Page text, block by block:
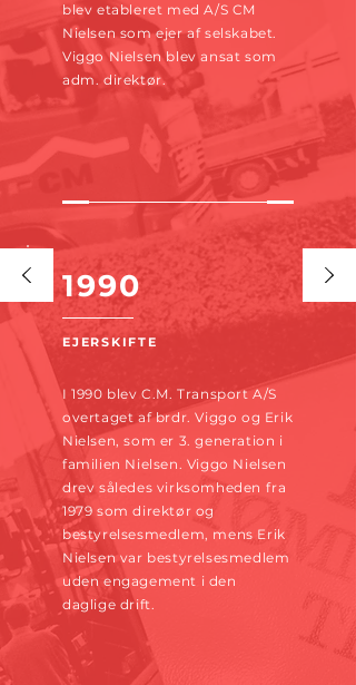
blev etableret med A/S CM
Nielsen som ejer af selskabet.
Viggo Nielsen blev ansat som
adm. direktør.
1990
EJERSKIFTE
I 1990 blev C.M. Transport A/S
overtaget af brdr. Viggo og Erik
Nielsen, som er 3. generation i
familien Nielsen. Viggo Nielsen
drev således virksomheden fra
1979 som direktør og
bestyrelsesmedlem, mens Erik
Nielsen var bestyrelsesmedlem
uden engagement i den
daglige drift.